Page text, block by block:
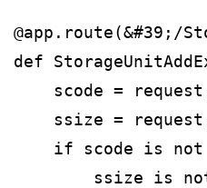
@app.route(&#39;/
def
scode =
ssize =
if scode is
ssize is